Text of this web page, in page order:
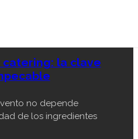
catering: la clave
no depende
de los ingredientes